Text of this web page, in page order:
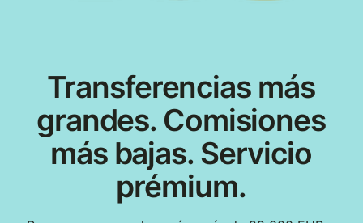
Transferencias más
grandes. Comisiones
más bajas. Servicio
prémium.